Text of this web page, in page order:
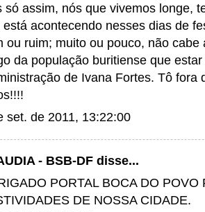
só assim, nós que vivemos longe,
está acontecendo nesses dias de
ou ruim; muito ou pouco, não
da população buritiense que
de Ivana Fortes. Tô fora
set. de 2011, 13:22:00
- BSB-DF disse...
PORTAL BOCA DO
DE NOSSA CIDADE.